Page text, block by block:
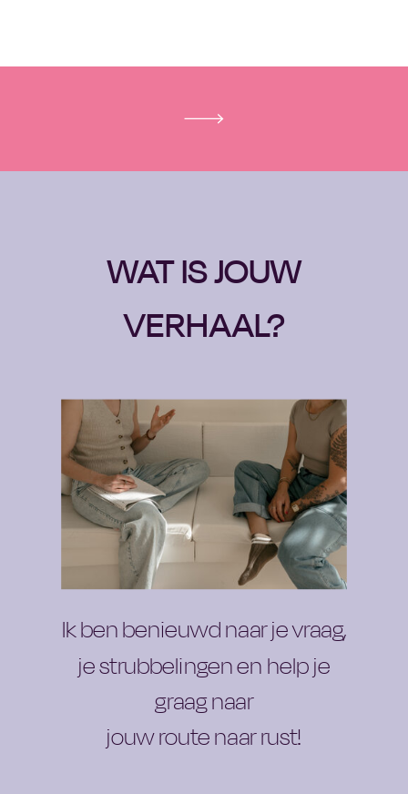
WAT IS JOUW
VERHAAL?
An awesome freebie
Ik ben benieuwd naar je vraag,
je strubbelingen en help je
graag naar
jouw route naar rust!